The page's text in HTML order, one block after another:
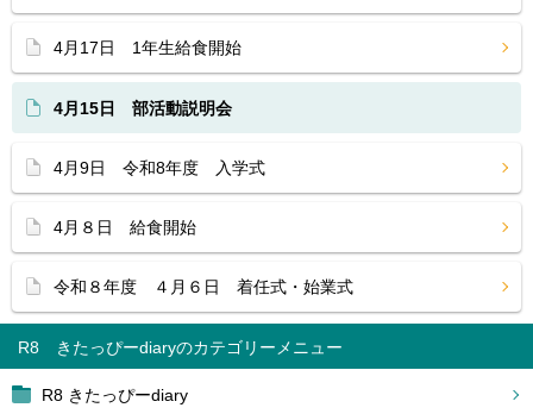
R8 きたっぴーdiary
R8 きたっぴーdiary
4月17日 1年生給食開始
4月15日 部活動説明会
4月9日 令和8年度 入学式
4月８日 給食開始
令和８年度 ４月６日 着任式・始業式